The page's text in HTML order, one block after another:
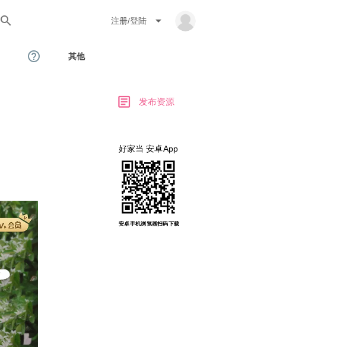
search 注册/登陆 arrow_drop_down
help_outline 其他
article 发布资源
好家当 安卓App
安卓手机浏览器扫码下载